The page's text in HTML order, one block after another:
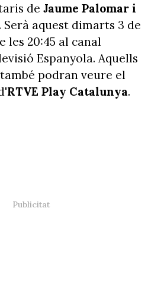
de Jaume Palomar i
. Serà aquest dimarts 3 de
les 20:45 al canal
Espanyola. Aquells
podran veure el
RTVE Play Catalunya.